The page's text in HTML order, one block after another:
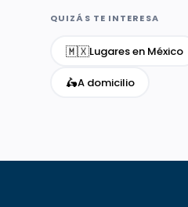
QUIZÁS TE INTERESA
🇲🇽Lugares en México
🛵A domicilio